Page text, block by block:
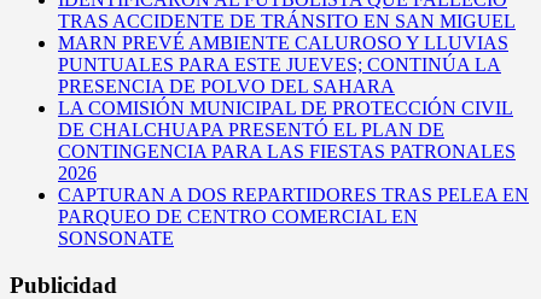
TRAS ACCIDENTE DE TRÁNSITO EN SAN MIGUEL
MARN PREVÉ AMBIENTE CALUROSO Y LLUVIAS
PUNTUALES PARA ESTE JUEVES; CONTINÚA LA
PRESENCIA DE POLVO DEL SAHARA
LA COMISIÓN MUNICIPAL DE PROTECCIÓN CIVIL
DE CHALCHUAPA PRESENTÓ EL PLAN DE
CONTINGENCIA PARA LAS FIESTAS PATRONALES
2026
CAPTURAN A DOS REPARTIDORES TRAS PELEA EN
PARQUEO DE CENTRO COMERCIAL EN
SONSONATE
Publicidad